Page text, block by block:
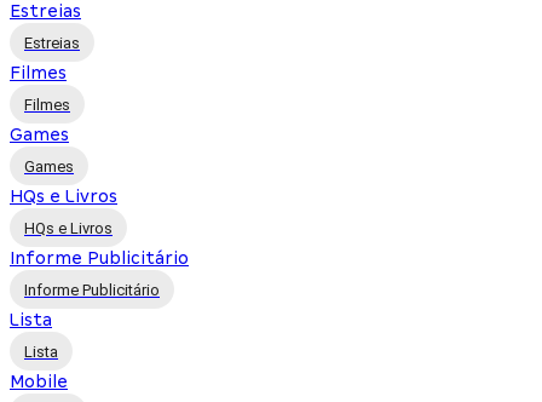
Estreias
Estreias
Filmes
Filmes
Games
Games
HQs e Livros
HQs e Livros
Informe Publicitário
Informe Publicitário
Lista
Lista
Mobile